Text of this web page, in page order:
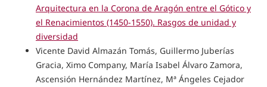
Arquitectura en la Corona de Aragón entre el Gótico y
el Renacimientos (1450-1550). Rasgos de unidad y
diversidad
Vicente David Almazán Tomás, Guillermo Juberías
Gracia, Ximo Company, María Isabel Álvaro Zamora,
Ascensión Hernández Martínez, Mª Ángeles Cejador